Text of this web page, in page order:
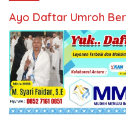
Ayo Daftar Umroh